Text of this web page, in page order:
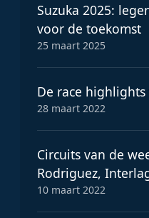
Suzuka 2025:
voor de toekomst
25 maart 2025
De race highlights
28 maart 2022
Circuits van de
Rodriguez,
10 maart 2022